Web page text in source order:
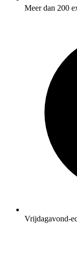
Meer dan 200
Vrijdagavond-